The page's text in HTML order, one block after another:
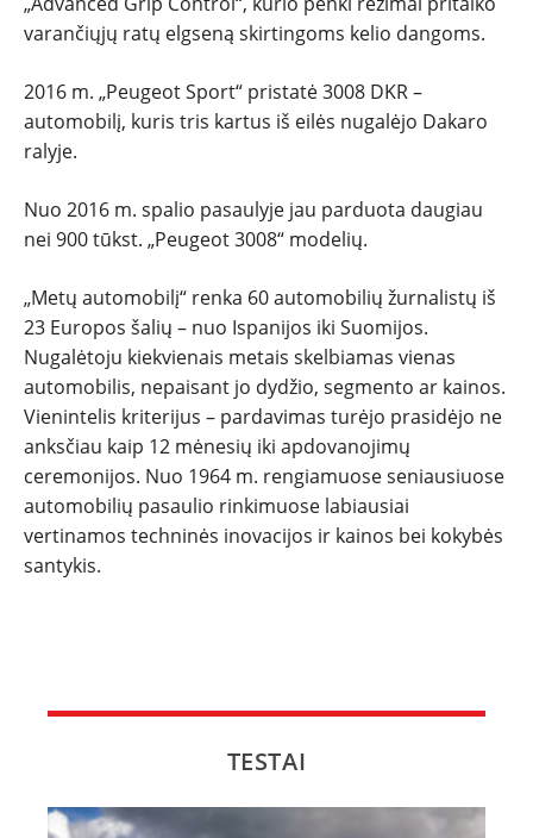
varančiųjų ratų elgseną skirtingoms kelio dangoms.
2016 m. „Peugeot Sport“ pristatė 3008 DKR –
automobilį, kuris tris kartus iš eilės nugalėjo Dakaro
ralyje.
Nuo 2016 m. spalio pasaulyje jau parduota daugiau
nei 900 tūkst. „Peugeot 3008“ modelių.
„Metų automobilį“ renka 60 automobilių žurnalistų iš
23 Europos šalių – nuo Ispanijos iki Suomijos.
Nugalėtoju kiekvienais metais skelbiamas vienas
automobilis, nepaisant jo dydžio, segmento ar kainos.
Vienintelis kriterijus – pardavimas turėjo prasidėjo ne
anksčiau kaip 12 mėnesių iki apdovanojimų
ceremonijos. Nuo 1964 m. rengiamuose seniausiuose
automobilių pasaulio rinkimuose labiausiai
vertinamos techninės inovacijos ir kainos bei kokybės
santykis.
TESTAI